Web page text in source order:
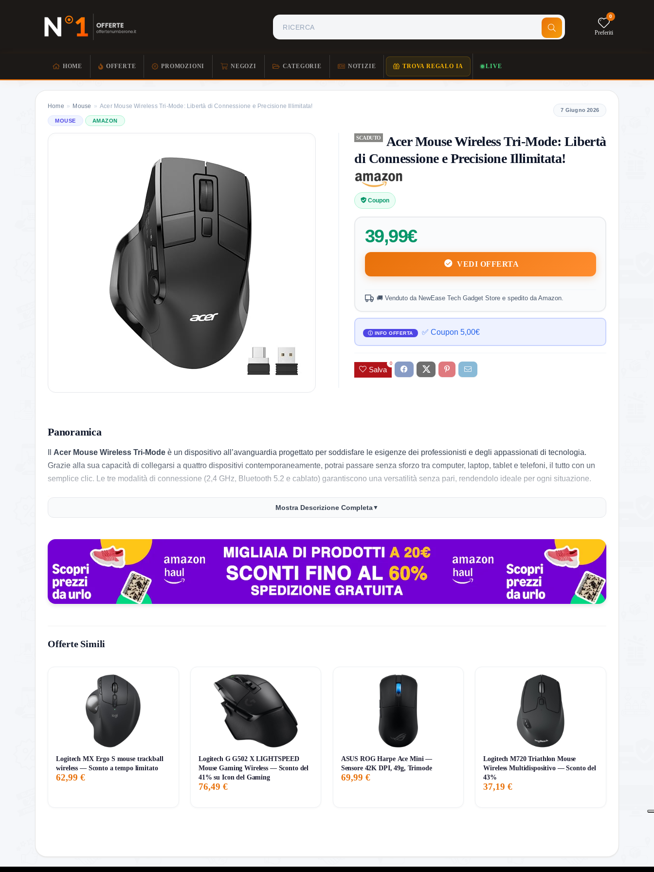
0
Preferiti
HOME OFFERTE PROMOZIONI NEGOZI CATEGORIE NOTIZIE TROVA REGALO IA LIVE
Home » Mouse » Acer Mouse Wireless Tri-Mode: Libertà di Connessione e Precisione Illimitata!
MOUSE AMAZON
SCADUTO
Acer Mouse Wireless Tri-Mode: Libertà
di Connessione e Precisione Illimitata!
Coupon
39,99€
VEDI OFFERTA
🚚 Venduto da NewEase Tech Gadget Store e spedito da Amazon.
✅ Coupon 5,00€
Salva
0
7 Giugno 2026
Panoramica
Acer Mouse Wireless Tri-Mode è un dispositivo all’avanguardia progettato per soddisfare le esigenze dei professionisti e degli appassionati di tecnologia.
Grazie alla sua capacità di collegarsi a quattro dispositivi contemporaneamente, potrai passare senza sforzo tra computer, laptop, tablet e telefoni, il tutto con un
semplice clic. Le tre modalità di connessione (2,4 GHz, Bluetooth 5.2 e cablato) garantiscono una versatilità senza pari, rendendolo ideale per ogni situazione.
Questo mouse non è solo versatile, ma anche estremamente potente. Con una risoluzione regolabile fino a 4000 DPI, offre una precisione eccezionale per attività
esigenze specifiche. E non dimentichiamo l’indicatore di carica OLED, che ti tiene sempre aggiornato sul livello della batteria. Silenzioso e ergonomico, l’Acer
Mouse Wireless Tri-Mode è la scelta perfetta per chi cerca prestazioni elevate senza compromettere il comfort.
Storico Prezzo
181 giorni di monitoraggio
Al minimo storico!
Mostra Descrizione Completa▼
Offerte Simili
Logitech MX Ergo S mouse trackball
wireless — Sconto a tempo limitato
62,99 €
Logitech G G502 X LIGHTSPEED
Mouse Gaming Wireless — Sconto del
41% su Icon del Gaming
76,49 €
ASUS ROG Harpe Ace Mini —
Sensore 42K DPI, 49g, Trimode
69,99 €
Logitech M720 Triathlon Mouse
Wireless Multidispositivo — Sconto del
43%
37,19 €